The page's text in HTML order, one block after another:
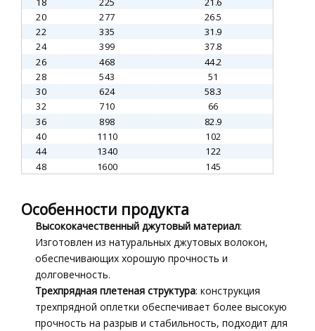
20
277
26.5
22
335
31.9
24
399
37.8
26
468
44.2
28
543
51
30
624
58.3
32
710
66
36
898
82.9
40
1110
102
44
1340 122
48 1600 145
Особенности продукта
Высококачественный джутовый материал:
Изготовлен из натуральных джутовых волокон,
обеспечивающих хорошую прочность и
долговечность.
Трехпрядная плетеная структура: конструкция
трехпрядной оплетки обеспечивает более высокую
прочность на разрыв и стабильность, подходит для